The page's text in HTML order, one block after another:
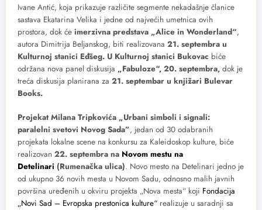
Ivane Antić, koja prikazuje različite segmente nekadašnje članice
sastava Ekatarina Velika i jedne od najvećih umetnica ovih
prostora, dok će imerzivna predstava „Alice in Wonderland“,
autora Dimitrija Beljanskog, biti realizovana 21. septembra u
Kulturnoj stanici Eđšeg. U Kulturnoj stanici Bukovac biće
održana nova panel diskusija „Fabuloze“, 20. septembra, dok je
treća diskusija planirana za 21. septembar u knjižari Bulevar
Books.
Projekat Milana Tripkovića „Urbani simboli i signali:
paralelni svetovi Novog Sada”, jedan od 30 odabranih
projekata lokalne scene na konkursu za Kaleidoskop kulture, biće
realizovan 22. septembra na Novom mestu na
Detelinari (Rumenačka ulica). Novo mesto na Detelinari jedno je
od ukupno 36 novih mesta u Novom Sadu, odnosno malih javnih
površina uređenih u okviru projekta „Nova mesta“ koji Fondacija
„Novi Sad – Evropska prestonica kulture“ realizuje u saradnji sa